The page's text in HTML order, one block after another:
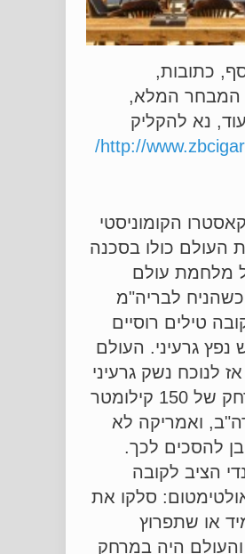
כתובות,
המבחר המלא,
נא להקליק
http://
הקומוניסטי
העולם כולו בסכנה
מלחמת עולם
לבריה"מ
טילים רוסיים
נפץ גרעיני. העולם
לנוכח נשק גרעיני
רוסי במרחק של 150 קילומטר
ואמריקה לא
להסכים לכך.
הציב לקובה
סלקו את
או שתפרוץ
היה במרחק